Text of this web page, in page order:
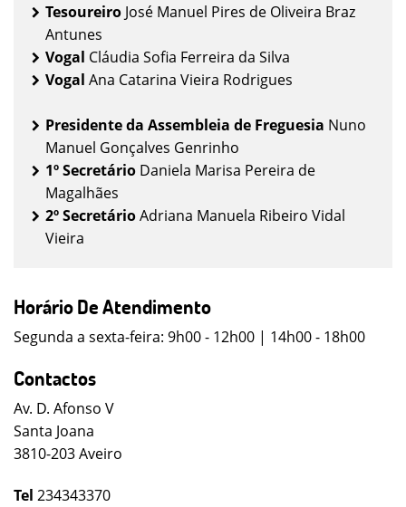
Tesoureiro José Manuel Pires de Oliveira Braz
Antunes
Vogal Cláudia Sofia Ferreira da Silva
Vogal Ana Catarina Vieira Rodrigues
Presidente da Assembleia de Freguesia Nuno
Manuel Gonçalves Genrinho
1º Secretário Daniela Marisa Pereira de
Magalhães
2º SecretárioAdriana Manuela Ribeiro Vidal
Vieira
Horário De Atendimento
Segunda a sexta-feira: 9h00 - 12h00 | 14h00 - 18h00
Contactos
Av. D. Afonso V
Santa Joana
3810-203 Aveiro
Tel 234343370